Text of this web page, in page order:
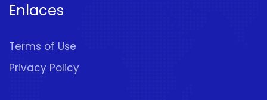
Enlaces
Terms of Use
Privacy Policy